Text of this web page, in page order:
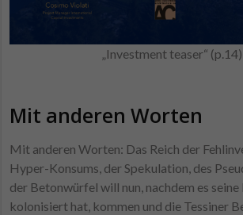
„Investment teaser“ (p.14)
Mit anderen Worten
Mit anderen Worten: Das Reich der
Hyper-Konsums, der Spekulation, des
der Betonwürfel will nun, nachdem es seine
kolonisiert hat, kommen und die Tessiner